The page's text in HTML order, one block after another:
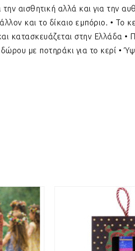
την αισθητική αλλά και για την
και το δίκαιο εμπόριο. • Το
κατασκευάζεται στην Ελλάδα •
με ποτηράκι για το κερί •